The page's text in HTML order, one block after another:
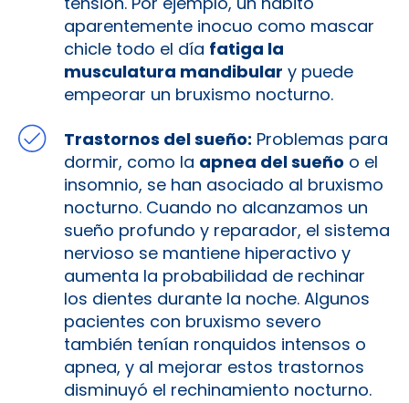
aparentemente inocuo como mascar
chicle todo el día fatiga la
musculatura mandibular y puede
empeorar un bruxismo nocturno.
Trastornos del sueño: Problemas para
dormir, como la apnea del sueño o el
insomnio, se han asociado al bruxismo
nocturno. Cuando no alcanzamos un
sueño profundo y reparador, el sistema
nervioso se mantiene hiperactivo y
aumenta la probabilidad de rechinar
los dientes durante la noche. Algunos
pacientes con bruxismo severo
también tenían ronquidos intensos o
apnea, y al mejorar estos trastornos
disminuyó el rechinamiento nocturno.